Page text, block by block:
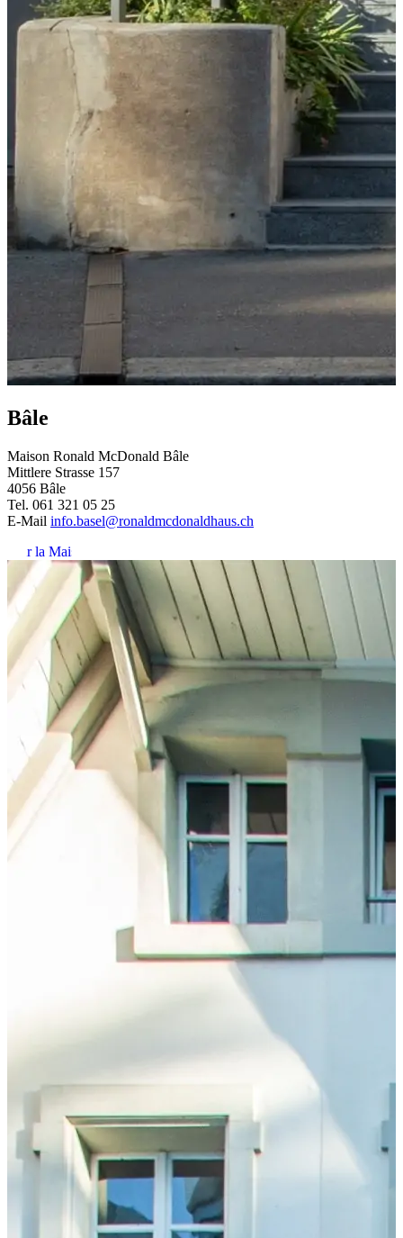
Bâle
Maison Ronald McDonald Bâle
Mittlere Strasse 157
4056 Bâle
Tel. 061 321 05 25
E-Mail info.basel@ronaldmcdonaldhaus.ch
Voir la Maison